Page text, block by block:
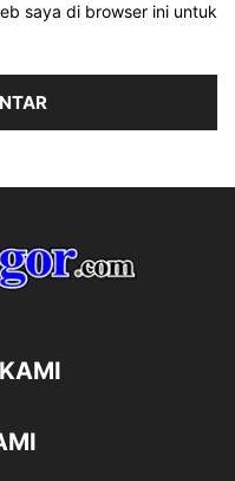
saya di browser ini untuk